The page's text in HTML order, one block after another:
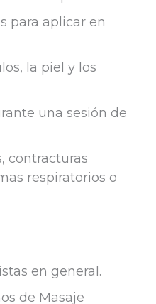
para aplicar en
la piel y los
una sesión de
contracturas
respiratorios o
en general.
de Masaje